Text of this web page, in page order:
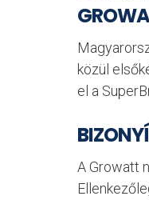
közül
el a
A Growatt